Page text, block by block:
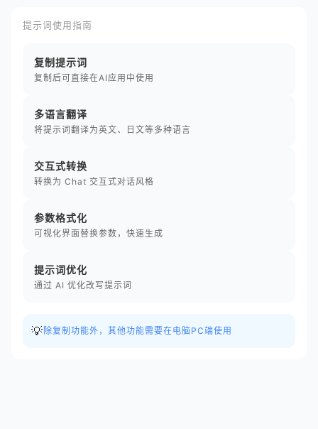
提示词使用指南
复制提示词
复制后可直接在AI应用中使用
多语言翻译
将提示词翻译为英文、日文等多种语言
交互式转换
转换为 Chat 交互式对话风格
参数格式化
可视化界面替换参数，快速生成
提示词优化
通过 AI 优化改写提示词
💡 除复制功能外，其他功能需要在电脑PC端使用